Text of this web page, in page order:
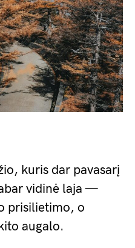
kuris dar pavasarį
vidinė laja —
prisilietimo, o
augalo.